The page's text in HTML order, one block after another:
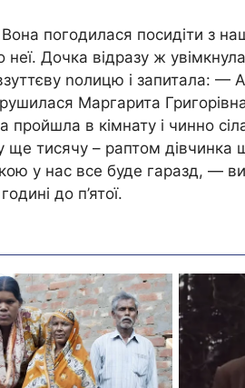
Вона погодилася посидіти з
Дочка відразу ж
nолицю і запитала: —
Маргарита
пройшла в кімнату і чинно
ще тисячу – раптом
у нас все буде гаразд, —
до п’ятої.